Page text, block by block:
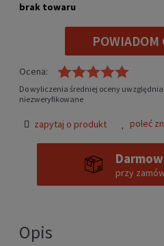
brak towaru
POWIADOM
Ocena:
Do wyliczenia średniej oceny
niezweryfikowane
zapytaj o produkt poleć
przy
Opis